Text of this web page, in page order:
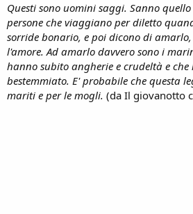
Questi sono uomini saggi. Sanno
persone che viaggiano per diletto
sorride bonario, e poi dicono di
l'amore. Ad amarlo davvero sono i
hanno subito angherie e crudeltà e
bestemmiato. E' probabile che questa
mariti e per le mogli. (da Il giovanotto